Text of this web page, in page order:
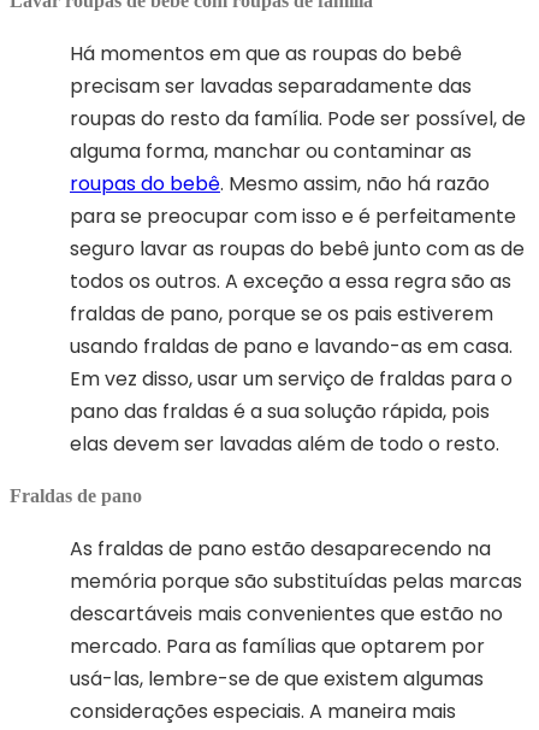
Há momentos em que as roupas do bebê
precisam ser lavadas separadamente das
roupas do resto da família. Pode ser possível, de
alguma forma, manchar ou contaminar as
roupas do bebê. Mesmo assim, não há razão
para se preocupar com isso e é perfeitamente
seguro lavar as roupas do bebê junto com as de
todos os outros. A exceção a essa regra são as
fraldas de pano, porque se os pais estiverem
usando fraldas de pano e lavando-as em casa.
Em vez disso, usar um serviço de fraldas para o
pano das fraldas é a sua solução rápida, pois
elas devem ser lavadas além de todo o resto.
Fraldas de pano
As fraldas de pano estão desaparecendo na
memória porque são substituídas pelas marcas
descartáveis ​​mais convenientes que estão no
mercado. Para as famílias que optarem por
usá-las, lembre-se de que existem algumas
considerações especiais. A maneira mais